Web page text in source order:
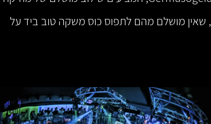
שאין מושלם מהם לתפוס כוס משקה טוב ביד על